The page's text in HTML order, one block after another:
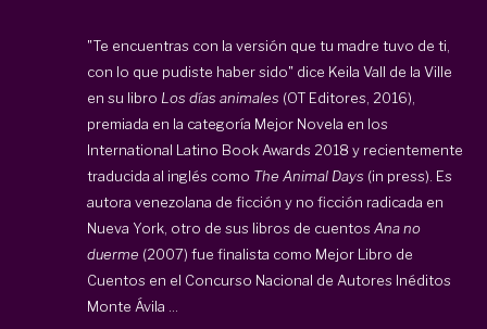
"Te encuentras con la versión que tu madre tuvo de ti,
con lo que pudiste haber sido" dice Keila Vall de la Ville
en su libro Los días animales (OT Editores, 2016),
premiada en la categoría Mejor Novela en los
International Latino Book Awards 2018 y recientemente
traducida al inglés como The Animal Days (in press). Es
autora venezolana de ficción y no ficción radicada en
Nueva York, otro de sus libros de cuentos Ana no
duerme (2007) fue finalista como Mejor Libro de
Cuentos en el Concurso Nacional de Autores Inéditos
Monte Ávila ...